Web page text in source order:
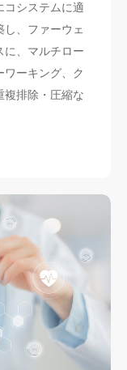
コシステムに適
し、ファーウェ
に、マルチロー
ワーキング、ク
複排除・圧縮な